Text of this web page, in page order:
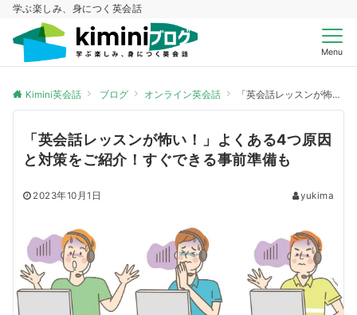
学ぶ楽しみ、身につく英会話
Menu
Kimini英会話 ブログ オンライン英会話 「英会話レッスンが怖い！」よくある4つ原因と対策をご紹介！すぐできる事前準備も
「英会話レッスンが怖い！」よくある4つ原因
と対策をご紹介！すぐできる事前準備も
2023年10月1日 yukima